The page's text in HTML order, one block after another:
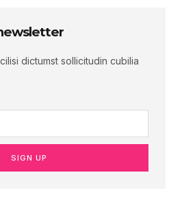
dictumst sollicitudin cubilia
SIGN UP